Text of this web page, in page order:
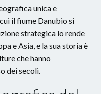
unica e
il fiume Danubio si
strategica lo rende
e Asia, e la sua storia è
che hanno
dei secoli.